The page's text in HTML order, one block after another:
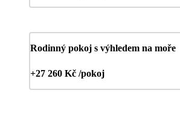
Rodinný pokoj s výhledem na moře
+27 260 Kč /pokoj